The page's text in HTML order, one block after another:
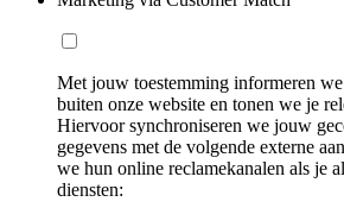
Met jouw toestemming informeren
buiten onze website en tonen we je
Hiervoor synchroniseren we jouw
gegevens met de volgende externe
we hun online reclamekanalen als je
diensten: